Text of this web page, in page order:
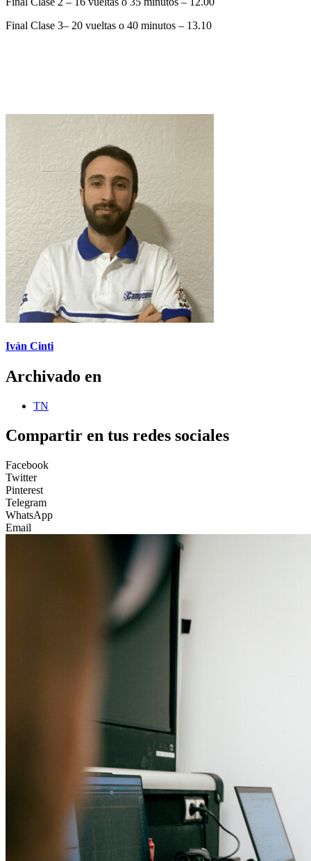
Final Clase 3– 20 vueltas o 40 minutos – 13.10
Iván Cinti
Archivado en
TN
Compartir en tus redes sociales
Facebook
Twitter
Pinterest
Telegram
WhatsApp
Email